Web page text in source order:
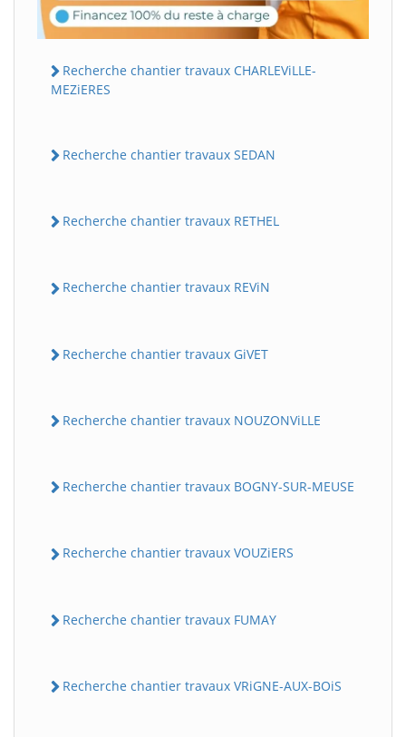
Recherche chantier travaux CHARLEViLLE-
MEZiERES
Recherche chantier travaux SEDAN
Recherche chantier travaux RETHEL
Recherche chantier travaux REViN
Recherche chantier travaux GiVET
Recherche chantier travaux NOUZONViLLE
Recherche chantier travaux BOGNY-SUR-MEUSE
Recherche chantier travaux VOUZiERS
Recherche chantier travaux FUMAY
Recherche chantier travaux VRiGNE-AUX-BOiS